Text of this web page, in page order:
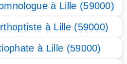
à Lille (59000)
à Lille (59000)
à Lille (59000)